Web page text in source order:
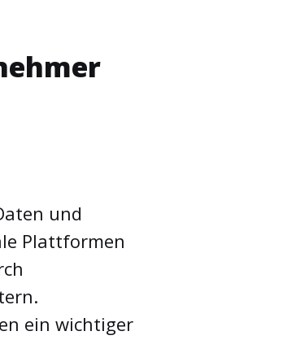
und
Plattformen
ein wichtiger